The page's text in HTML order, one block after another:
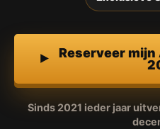
Reserveer
Sinds 2021 ieder jaar